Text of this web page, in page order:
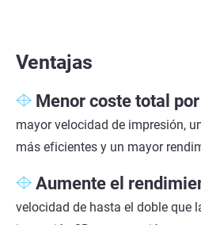
Ventajas
Menor coste total
mayor velocidad de impresión,
más eficientes y un mayor
Aumente el
velocidad de hasta el doble que